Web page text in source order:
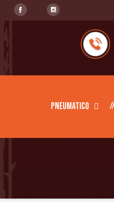
Pneumatico